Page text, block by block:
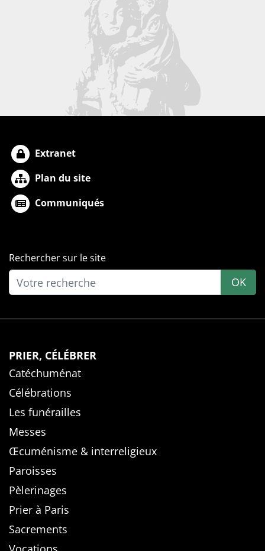
Extranet
Plan du site
Communiqués
Rechercher sur le site
OK
PRIER, CÉLÉBRER
Catéchuménat
Célébrations
Les funérailles
Messes
Œcuménisme & interreligieux
Paroisses
Pèlerinages
Prier à Paris
Sacrements